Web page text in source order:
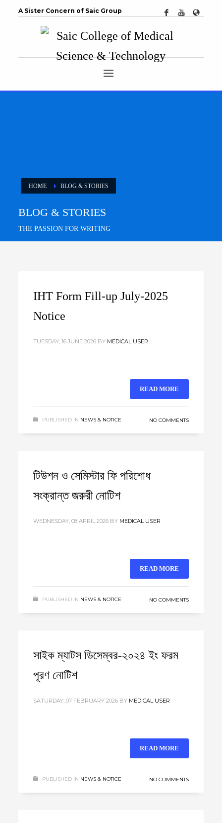
A Sister Concern of Saic Group
HOME BLOG & STORIES
BLOG & STORIES
THE PASSION FOR WRITING
IHT Form Fill-up July-2025
Notice
TUESDAY, 16 JUNE 2026 BY MEDICAL USER
READ MORE
PUBLISHED IN NEWS & NOTICE NO COMMENTS
টিউশন ও সেমিস্টার ফি পরিশোধ
সংক্রান্ত জরুরী নোটিশ
WEDNESDAY, 08 APRIL 2026 BY MEDICAL USER
READ MORE
PUBLISHED IN NEWS & NOTICE NO COMMENTS
সাইক ম্যাটস ডিসেম্বর-২০২৪ ইং ফরম
পূরণ নোটিশ
SATURDAY, 07 FEBRUARY 2026 BY MEDICAL USER
READ MORE
PUBLISHED IN NEWS & NOTICE NO COMMENTS